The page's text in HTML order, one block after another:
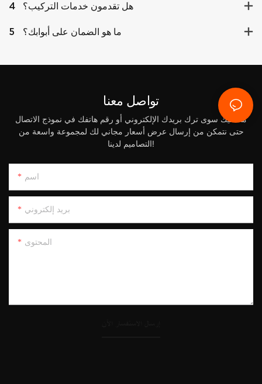
4 هل تقدمون خدمات التركيب؟
5 ما هو الضمان على أبوابك؟
تواصل معنا
ما عليك سوى ترك بريدك الإلكتروني أو رقم هاتفك في نموذج الاتصال
حتى نتمكن من إرسال عرض أسعار مجاني لك لمجموعة واسعة من
التصاميم لدينا!
اسم
بريد إلكتروني
المحتوى